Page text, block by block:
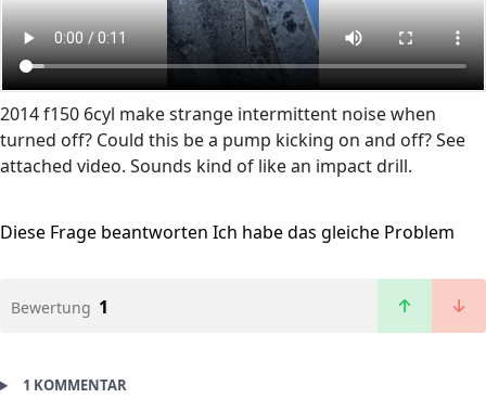
2014 f150 6cyl make strange intermittent noise when
turned off? Could this be a pump kicking on and off? See
attached video. Sounds kind of like an impact drill.
Diese Frage beantworten Ich habe das gleiche Problem
Bewertung 1
1 KOMMENTAR